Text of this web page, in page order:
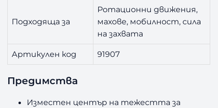
Подходяща за
Ротационни движения,
махове, мобилност, сила
на захвата
Артикулен код 91907
Предимства
Изместен център на тежестта за